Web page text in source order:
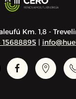
Km. 1,8 -
15688895 |